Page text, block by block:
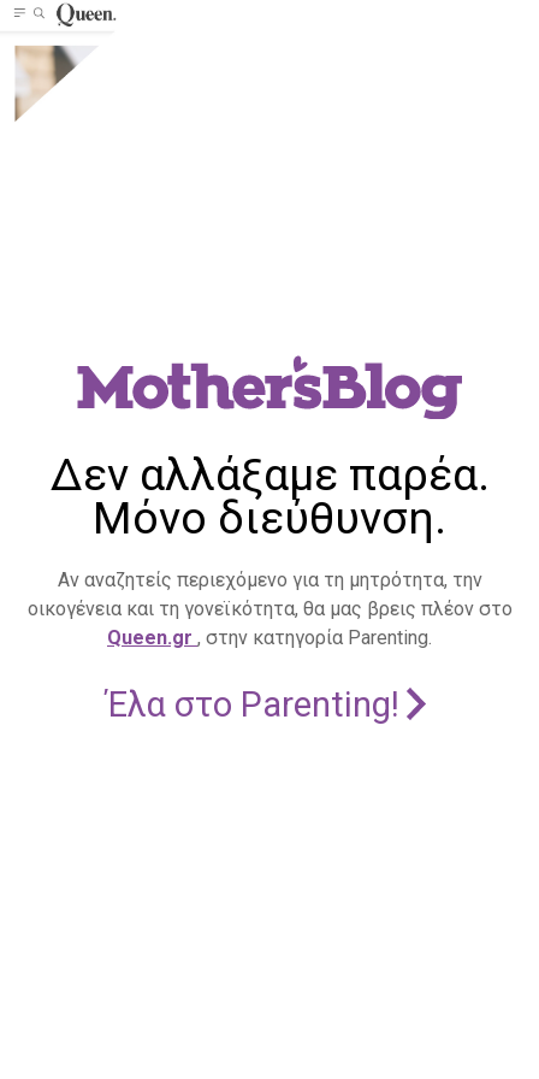
Δεν αλλάξαμε παρέα.
Μόνο διεύθυνση.
Αν αναζητείς περιεχόμενο για τη μητρότητα, την
οικογένεια και τη γονεϊκότητα, θα μας βρεις πλέον στο
Queen.gr , στην κατηγορία Parenting.
Έλα στο Parenting!